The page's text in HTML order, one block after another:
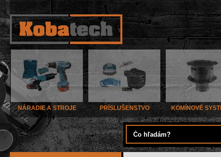
NÁRADIE A STROJE PRÍSLUŠENSTVO KOMÍNOVÉ